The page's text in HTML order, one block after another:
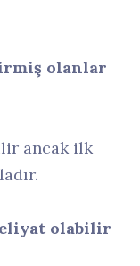
olanlar
ancak ilk
olabilir